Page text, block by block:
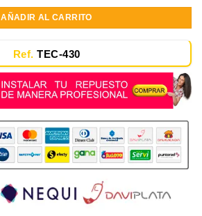
AÑADIR AL CARRITO
Ref. TEC-430